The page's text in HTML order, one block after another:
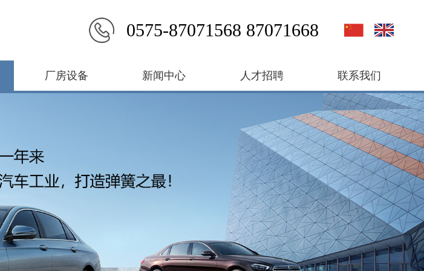
0575-87071568 87071668
厂房设备 新闻中心 人才招聘 联系我们